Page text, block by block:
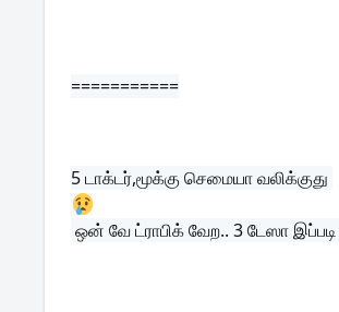
===========
5 டாக்டர்,மூக்கு செமையா வலிக்குது
ஒன் வே ட்ராபிக் வேற.. 3 டேஸா